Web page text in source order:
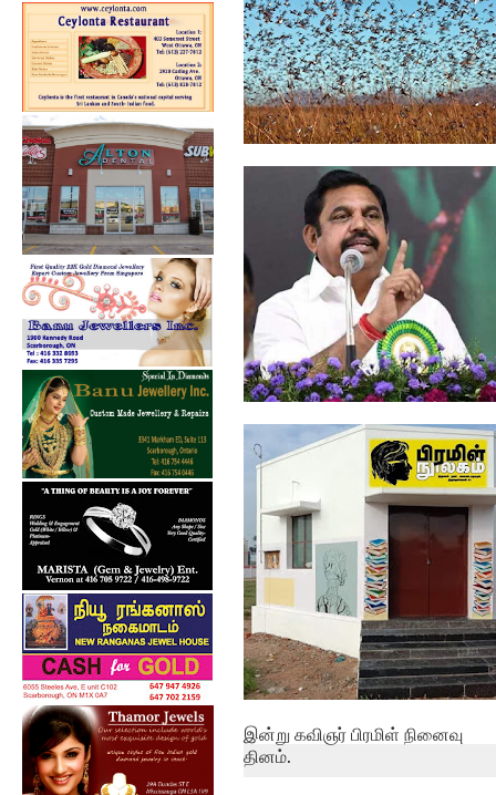
வெட்டுக்கிளிகள் தாக்குதலால்
பாதிக்க...
மக்கள் ஒத்துழைத்தால்தான்
கொரோனா பரவ...
இன்று கவிஞர் பிரமிள் நினைவு
தினம்.